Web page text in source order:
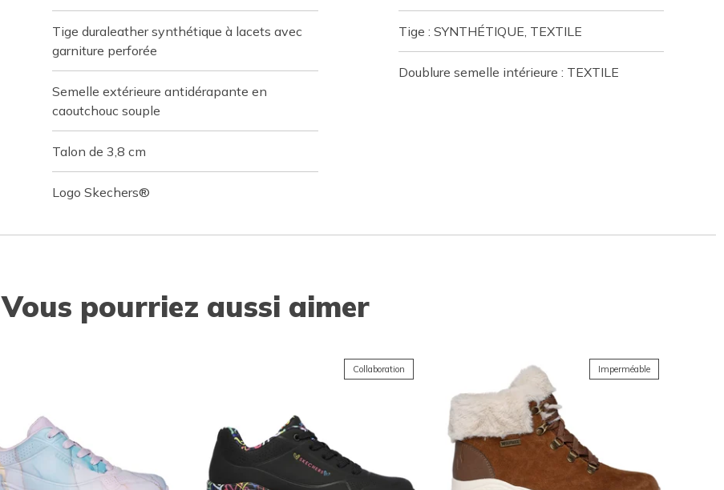
Tige duraleather synthétique à lacets avec
garniture perforée
Semelle extérieure antidérapante en
caoutchouc souple
Talon de 3,8 cm
Logo Skechers®
Tige : SYNTHÉTIQUE, TEXTILE
Doublure semelle intérieure : TEXTILE
Vous pourriez aussi aimer
Collaboration Imperméable